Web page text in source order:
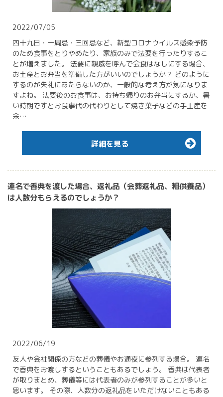
2022/07/05
四十九日・一周忌・三回忌など、新型コロナウイルス感染予防
のため食事をとりやめたり、家族のみで法要を行ったりするこ
とが増えました。 法要に親戚を呼んで会食はなしにする場合、
お土産とお弁当を準備した方がいいのでしょうか？ どのように
するのが失礼にあたらないのか、一般的な考え方が気になりま
すよね。 法要後のお食事は、お持ち帰りのお弁当にするか、暑
い時期ですとお食事代の代わりとして焼き菓子などの手土産を
余…
詳細を見る
連名で香典を渡した場合、返礼品（会葬返礼品、粗供養品）
は人数分もらえるのでしょうか？
2022/06/19
友人や会社関係の方などの葬儀やお通夜に参列する場合。 連名
で香典をお渡しするということもあるでしょう。 香典は代表者
が取りまとめ、葬儀等には代表者のみが参列することが多いと
思います。 その際、人数分の返礼品をいただけないこともある